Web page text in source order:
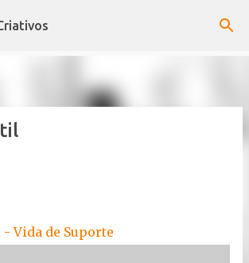
para o conteúdo principal